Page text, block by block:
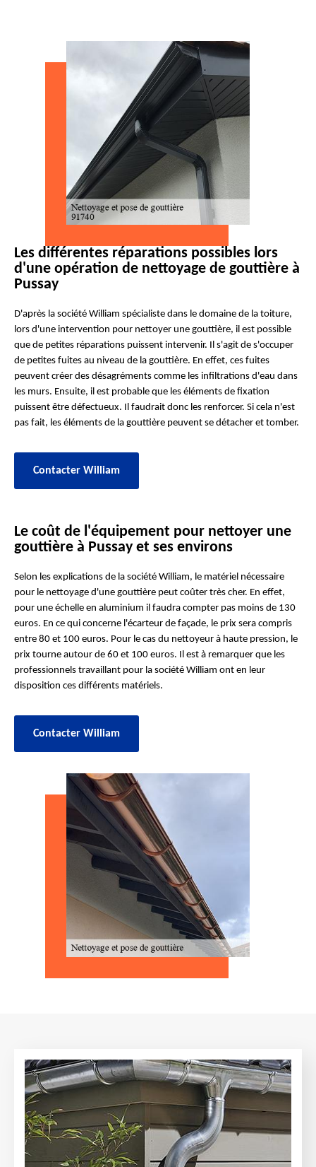
Les différentes réparations possibles lors
d'une opération de nettoyage de gouttière à
Pussay
D'après la société William spécialiste dans le domaine de la toiture,
lors d'une intervention pour nettoyer une gouttière, il est possible
que de petites réparations puissent intervenir. Il s'agit de s'occuper
de petites fuites au niveau de la gouttière. En effet, ces fuites
peuvent créer des désagréments comme les infiltrations d'eau dans
les murs. Ensuite, il est probable que les éléments de fixation
puissent être défectueux. Il faudrait donc les renforcer. Si cela n'est
pas fait, les éléments de la gouttière peuvent se détacher et tomber.
Contacter William
Le coût de l'équipement pour nettoyer une
gouttière à Pussay et ses environs
Selon les explications de la société William, le matériel nécessaire
pour le nettoyage d'une gouttière peut coûter très cher. En effet,
pour une échelle en aluminium il faudra compter pas moins de 130
euros. En ce qui concerne l'écarteur de façade, le prix sera compris
entre 80 et 100 euros. Pour le cas du nettoyeur à haute pression, le
prix tourne autour de 60 et 100 euros. Il est à remarquer que les
professionnels travaillant pour la société William ont en leur
disposition ces différents matériels.
Contacter William